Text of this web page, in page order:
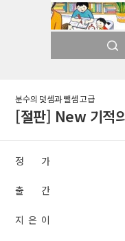
분수의 덧셈과 뺄셈 고급
[절판] New 기적
정 가
출 간
지 은 이